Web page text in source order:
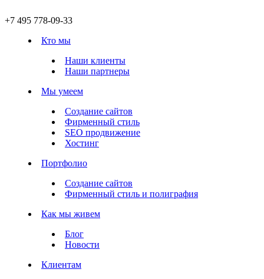
+7 495 778-09-33
Кто мы
Наши клиенты
Наши партнеры
Мы умеем
Создание сайтов
Фирменный стиль
SEO продвижение
Хостинг
Портфолио
Создание сайтов
Фирменный стиль и полиграфия
Как мы живем
Блог
Новости
Клиентам